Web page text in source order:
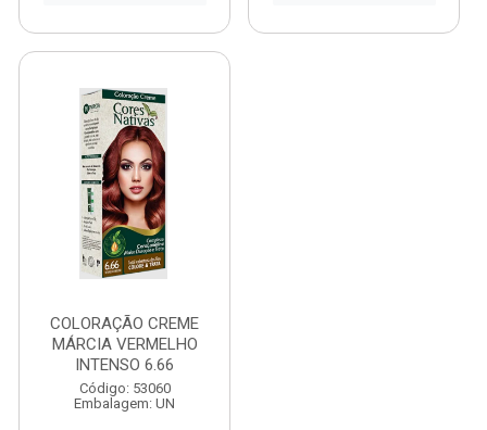
COLORAÇÃO CREME
MÁRCIA VERMELHO
INTENSO 6.66
Código: 53060
Embalagem: UN